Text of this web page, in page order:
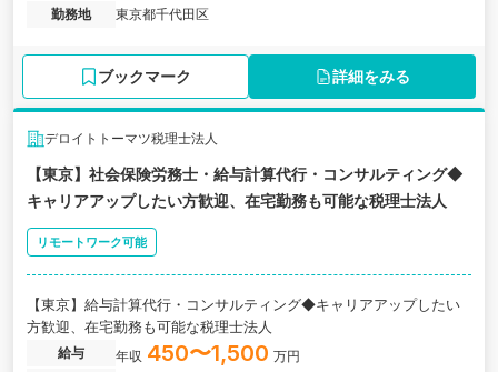
勤務地
東京都千代田区
ブックマーク 詳細をみる
デロイトトーマツ税理士法人
【東京】社会保険労務士・給与計算代行・コンサルティング◆
キャリアアップしたい方歓迎、在宅勤務も可能な税理士法人
リモートワーク可能
【東京】給与計算代行・コンサルティング◆キャリアアップしたい
方歓迎、在宅勤務も可能な税理士法人
給与 年収 450〜1,500 万円